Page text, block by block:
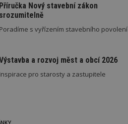
Příručka Nový stavební zákon
srozumitelně
Poradíme s vyřízením stavebního povolení
a rozvoj měst a obcí 2026
Inspirace pro starosty a zastupitele